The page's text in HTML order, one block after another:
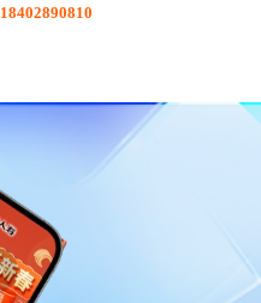
18402890810